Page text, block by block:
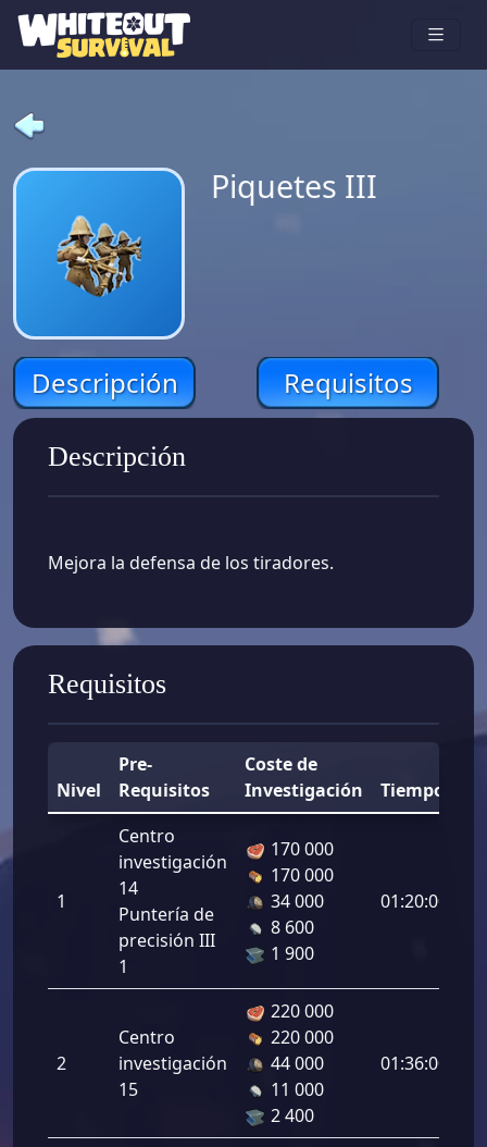
Piquetes III
Descripción Requisitos
Descripción
Mejora la defensa de los tiradores.
Requisitos
Nivel
Pre-
Requisitos
Coste de
Investigación
Tiempo
1
Centro
investigación
14
Puntería de
precisión III
1
170 000
170 000
34 000
8 600
1 900
01:20:00
2
Centro
investigación
15
220 000
220 000
44 000
11 000
2 400
01:36:00